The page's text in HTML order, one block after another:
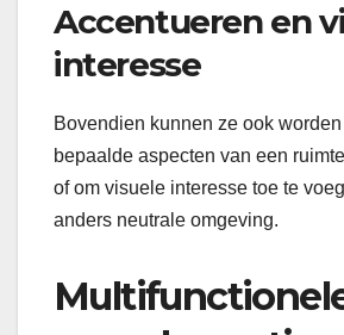
Accentueren en
interesse
Bovendien kunnen ze ook
bepaalde aspecten van een
of om visuele interesse toe te
anders neutrale omgeving.